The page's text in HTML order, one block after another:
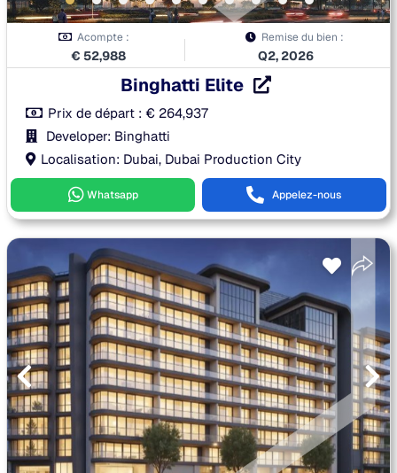
Acompte :
€ 52,988
Remise du bien :
Q2, 2026
Binghatti Elite
Prix de départ :€ 264,937
Developer: Binghatti
Localisation: Dubai, Dubai Production City
Whatsapp Appelez-nous